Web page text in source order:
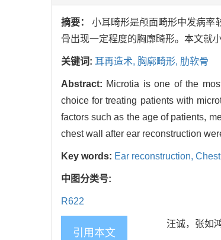
摘要：小耳畸形是颅面畸形中发病率
骨出现一定程度的胸廓畸形。本文就
关键词: 耳再造术, 胸廓畸形, 肋软骨
Abstract: Microtia is one of the
choice for treating patients with
factors such as the age of patients,
chest wall after ear reconstruction
Key words: Ear reconstruction,
中图分类号:
R622
引用本文
汪诚，张如